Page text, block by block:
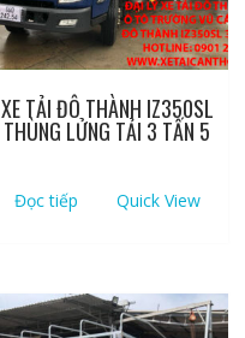
XE TẢI ĐÔ THÀNH IZ350SL
THÙNG LỬNG TẢI 3 TẤN 5
Đọc tiếp Quick View